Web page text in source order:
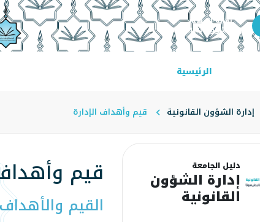
بوابة الجهة
إدارة الشؤون القانونية
الرئيسية
إدارة الشؤون القانونية قيم وأهداف الإدارة
دليل الجامعة
إدارة الشؤون
القانونية
قيم
القيم